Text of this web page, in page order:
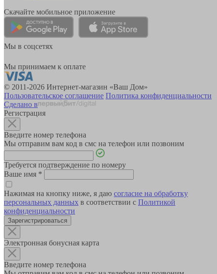
Скачайте мобильное приложение
Мы в соцсетях
Мы принимаем к оплате
© 2011-2026 Интернет-магазин «Ваш Дом»
Пользовательское соглашение Политика конфиденциальности
Сделано в
Регистрация
Введите номер телефона
Мы отправим вам код в смс на телефон или позвоним
Требуется подтверждение по номеру
Ваше имя *
Нажимая на кнопку ниже, я даю согласие на обработку
персональных данных в соответствии с Политикой
конфиденциальности
Зарегистрироваться
Электронная бонусная карта
Введите номер телефона